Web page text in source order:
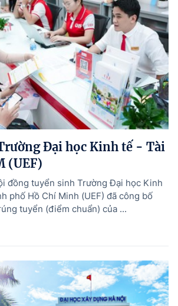
Đại học Kinh tế - Tài
(UEF)
đồng tuyển sinh Trường Đại học Kinh
phố Hồ Chí Minh (UEF) đã công bố
tuyển (điểm chuẩn) của ...